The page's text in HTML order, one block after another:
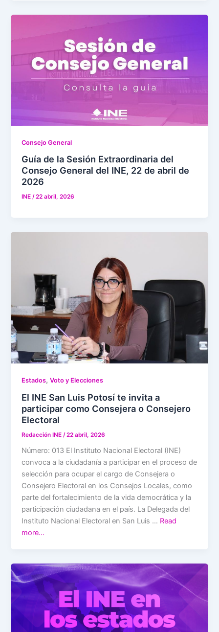
Consejo General
Guía de la Sesión Extraordinaria del
Consejo General del INE, 22 de abril de
2026
INE/22 abril, 2026
Estados,Voto y Elecciones
El INE San Luis Potosí te invita a
participar como Consejera o Consejero
Electoral
Redacción INE /22 abril, 2026
Número: 013 El Instituto Nacional Electoral (INE)
convoca a la ciudadanía a participar en el proceso de
selección para ocupar el cargo de Consejera o
Consejero Electoral en los Consejos Locales, como
parte del fortalecimiento de la vida democrática y la
participación ciudadana en el país. La Delegada del
Instituto Nacional Electoral en San Luis … Read
more…